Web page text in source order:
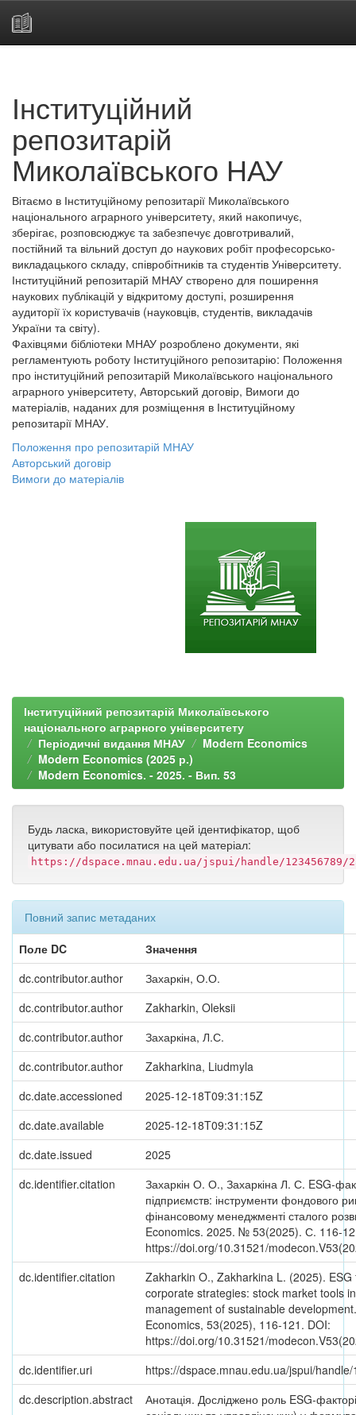
Інституційний
репозитарій
Миколаївського НАУ
Вітаємо в Інституційному репозитарії Миколаївського
національного аграрного університету, який накопичує,
зберігає, розповсюджує та забезпечує довготривалий,
постійний та вільний доступ до наукових робіт професорсько-
викладацького складу, співробітників та студентів Університету.
Інституційний репозитарій МНАУ створено для поширення
наукових публікацій у відкритому доступі, розширення
аудиторії їх користувачів (науковців, студентів, викладачів
України та світу).
Фахівцями бібліотеки МНАУ розроблено документи, які
регламентують роботу Інституційного репозитарію: Положення
про інституційний репозитарій Миколаївського національного
аграрного університету, Авторський договір, Вимоги до
матеріалів, наданих для розміщення в Інституційному
репозитарії МНАУ.
Положення про репозитарій МНАУ
Авторський договір
Вимоги до матеріалів
Інституційний репозитарій Миколаївського
національного аграрного університету
Періодичні видання МНАУ
Modern Economics
Modern Economics (2025 р.)
Modern Economics. - 2025. - Вип. 53
Будь ласка, використовуйте цей ідентифікатор, щоб
цитувати або посилатися на цей матеріал:
https://dspace.mnau.edu.ua/jspui/handle/123456789/
Повний запис метаданих
Поле DC
Значення
dc.contributor.author
Захаркін, О.О.
dc.contributor.author
Zakharkin, Oleksii
dc.contributor.author
Захаркіна, Л.С.
dc.contributor.author
Zakharkina, Liudmyla
dc.date.accessioned
2025-12-18T09:31:15Z
dc.date.available
2025-12-18T09:31:15Z
dc.date.issued
2025
dc.identifier.citation
Захаркін О. О., Захаркіна Л. С. ESG-
підприємств: інструменти фондового
фінансовому менеджменті сталого
Economics. 2025. № 53(2025). С. 116-
https://doi.org/10.31521/
dc.identifier.citation
Zakharkin O., Zakharkina L. (2025).
corporate strategies: stock market tools
management of sustainable
Economics, 53(2025), 116-121. DOI:
https://doi.org/10.31521/
dc.identifier.uri
https://dspace.mnau.edu.ua/jspui/
dc.description.abstract
Анотація. Досліджено роль ESG-